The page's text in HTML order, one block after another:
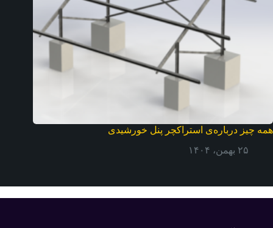
همه چیز درباره‌ی استراکچر پنل خورشیدی
۲۵ بهمن، ۱۴۰۴